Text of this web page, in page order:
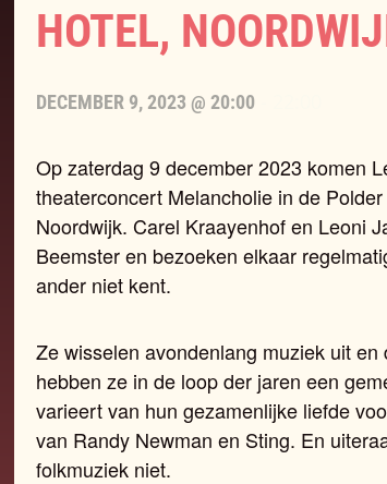
HOTEL,
DECEMBER 9, 2023 @ 20:00
Op zaterdag 9 december 2023 komen
theaterconcert Melancholie in de
Noordwijk. Carel Kraayenhof en Leoni
Beemster en bezoeken elkaar
ander niet kent.
Ze wisselen avondenlang muziek uit
hebben ze in de loop der jaren een
varieert van hun gezamenlijke liefde
van Randy Newman en Sting. En
folkmuziek niet.